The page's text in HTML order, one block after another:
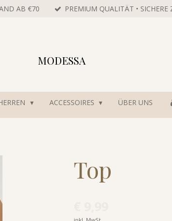
AB €70 PREMIUM QUALITÄT • SICHERE
MODESSA
ACCESSOIRES ÜBER UNS
Top